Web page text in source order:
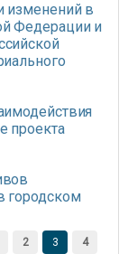
изменений в
Федерации и
проекта
городском
2 3 4